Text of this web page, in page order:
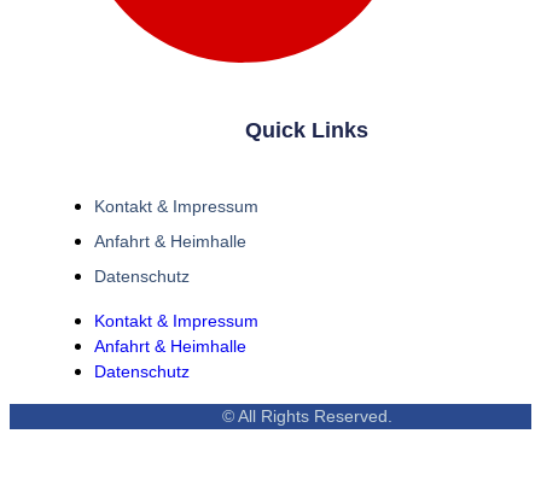
Quick Links
Kontakt & Impressum
Anfahrt & Heimhalle
Datenschutz
Kontakt & Impressum
Anfahrt & Heimhalle
Datenschutz
© All Rights Reserved.